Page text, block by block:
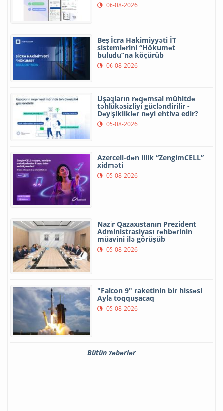
06-08-2026
Beş İcra Hakimiyyəti İT
sistemlərini “Hökumət
buludu”na köçürüb
06-08-2026
Uşaqların rəqəmsal mühitdə
təhlükəsizliyi gücləndirilir -
Dəyişikliklər nəyi ehtiva edir?
05-08-2026
Azercell-dən illik “ZengimCELL”
xidməti
05-08-2026
Nazir Qazaxıstanın Prezident
Administrasiyası rəhbərinin
müavini ilə görüşüb
05-08-2026
"Falcon 9" raketinin bir hissəsi
Ayla toqquşacaq
05-08-2026
Bütün xəbərlər